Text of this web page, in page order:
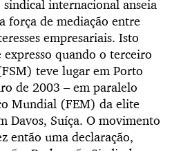
internacional anseia
força de mediação entre
empresariais. Isto
quando o terceiro
teve lugar em Porto
de 2003 – em paralelo
Mundial (FEM) da elite
Davos, Suíça. O movimento
então uma declaração,